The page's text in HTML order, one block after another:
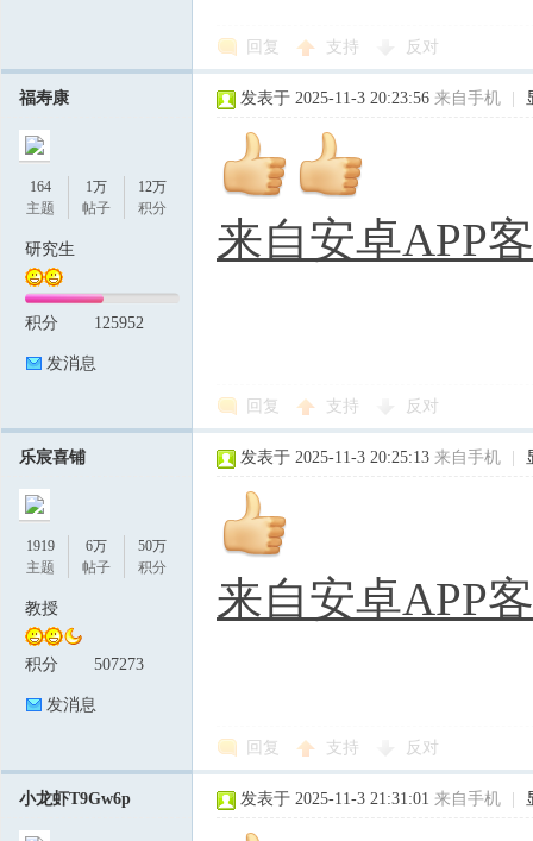
回复 支持 反对
福寿康
164
主题
1万
帖子
12万
积分
研究生
积分 125952
发消息
发表于 2025-11-3 20:23:56 来自手机
来自安卓APP
回复 支持 反对
乐宸喜铺
1919
主题
6万
帖子
50万
积分
教授
积分 507273
发消息
发表于 2025-11-3 20:25:13 来自手机
来自安卓APP
回复 支持 反对
小龙虾T9Gw6p 发表于 2025-11-3 21:31:01 来自手机